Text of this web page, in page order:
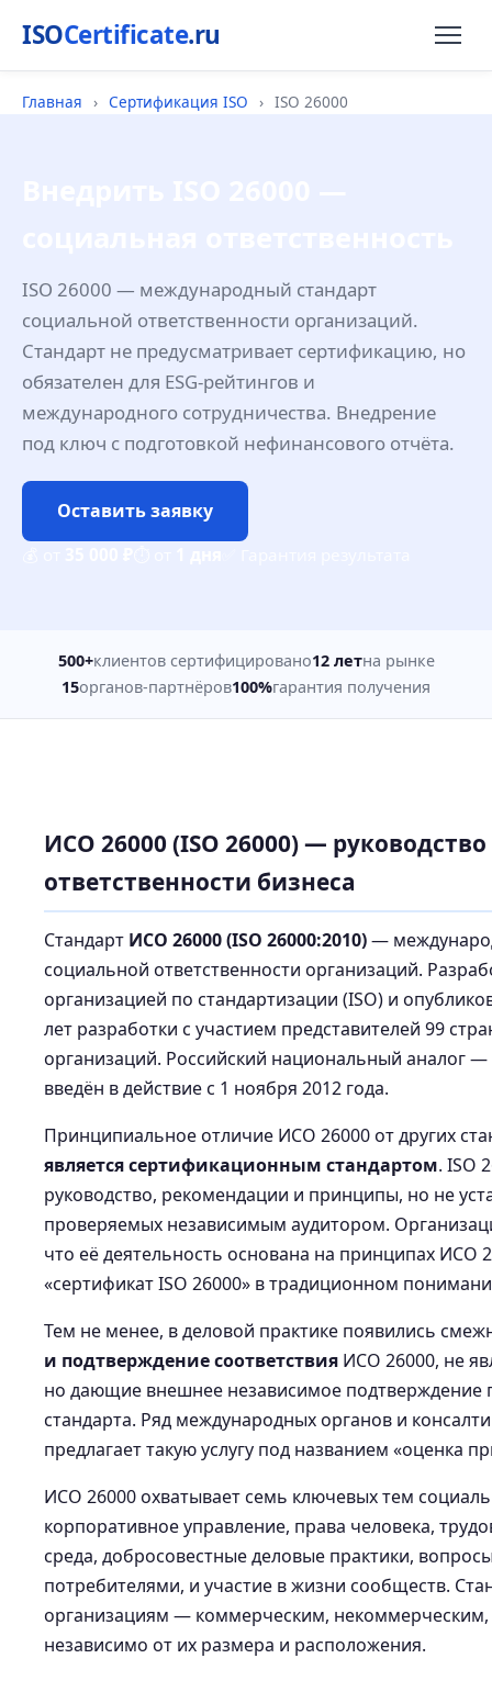
ISOCertificate.ru
Главная › Сертификация ISO › ISO 26000
ISO 26000 — международный стандарт
социальной ответственности организаций.
Стандарт не предусматривает сертификацию, но
обязателен для ESG-рейтингов и
международного сотрудничества. Внедрение
под ключ с подготовкой нефинансового отчёта.
Оставить заявку
500+клиентов сертифицировано12 летна рынке
15органов-партнёров100%гарантия получения
ИСО 26000 (ISO 26000) —
ответственности бизнеса
Стандарт ИСО 26000 (ISO 26000:2010)—
социальной ответственности организаций.
организацией по стандартизации (ISO) и
лет разработки с участием представителей 99
организаций. Российский национальный аналог —
введён в действие с 1 ноября 2012 года.
Принципиальное отличие ИСО 26000 от других
является сертификационным стандартом. ISO
руководство, рекомендации и принципы, но не
проверяемых независимым аудитором.
что её деятельность основана на принципах ИСО
«сертификат ISO 26000» в традиционном
Тем не менее, в деловой практике появились
и подтверждение соответствия ИСО 26000, не
но дающие внешнее независимое
стандарта. Ряд международных органов и
предлагает такую услугу под названием «оценка
ИСО 26000 охватывает семь ключевых тем
корпоративное управление, права человека,
среда, добросовестные деловые практики,
потребителями, и участие в жизни сообществ.
организациям — коммерческим,
независимо от их размера и расположения.